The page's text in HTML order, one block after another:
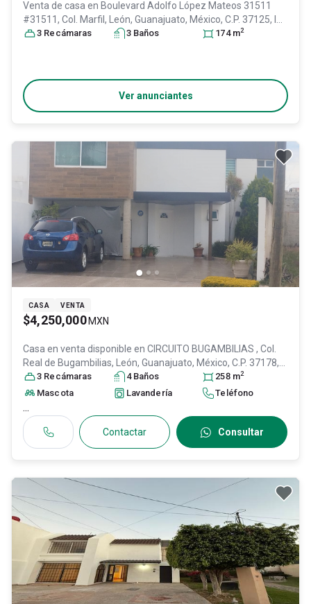
Venta de casa en Boulevard Adolfo López Mateos 31511
#31511, Col. Marfil,
León, Guanajuato, México, C.P. 37125, ID:
30172709
3 Recámaras 3 Baños 174 m2
Ver anunciantes
CASA VENTA
$4,250,000 MXN
Casa en venta disponible en CIRCUITO BUGAMBILIAS , Col.
Real de Bugambilias,
León, Guanajuato, México, C.P. 37178,
ID:27522002
3 Recámaras 4 Baños 258 m2
Mascota Lavandería Teléfono
...
Contactar Consultar